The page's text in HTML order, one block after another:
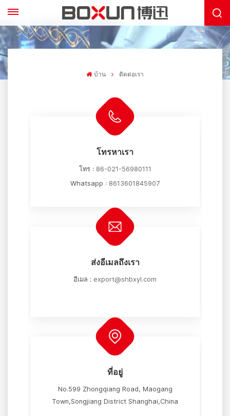
บ้าน ติดต่อเรา
โทรหาเรา
โทร : 86-021-56980111
Whatsapp : 8613601845907
ส่งอีเมลถึงเรา
อีเมล : export@shbxyl.com
ที่อยู่
No.599 Zhongqiang Road, Maogang
Town,Songjiang District Shanghai,China